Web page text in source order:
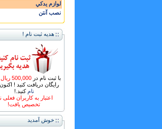
لوازم يدكي
نصب آنتن
هدیه ثبت نام !
با ثبت نام در 500,000 ریال
رایگان دریافت کنید !
نام کنید.!
اعتبار به کاربران فعلی
تخصیص یافت!
خوش آمدید